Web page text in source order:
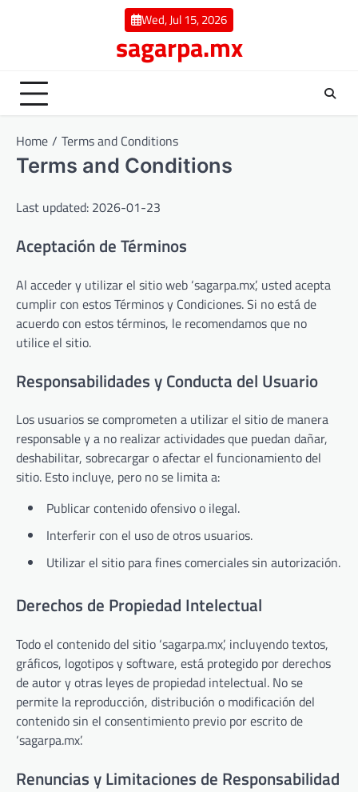
Wed, Jul 15, 2026
sagarpa.mx
Home Terms and Conditions
Terms and Conditions
Last updated: 2026-01-23
Aceptación de Términos
Al acceder y utilizar el sitio web ‘sagarpa.mx’, usted acepta
cumplir con estos Términos y Condiciones. Si no está de
acuerdo con estos términos, le recomendamos que no
utilice el sitio.
Responsabilidades y Conducta del Usuario
Los usuarios se comprometen a utilizar el sitio de manera
responsable y a no realizar actividades que puedan dañar,
deshabilitar, sobrecargar o afectar el funcionamiento del
sitio. Esto incluye, pero no se limita a:
Publicar contenido ofensivo o ilegal.
Interferir con el uso de otros usuarios.
Utilizar el sitio para fines comerciales sin autorización.
Derechos de Propiedad Intelectual
Todo el contenido del sitio ‘sagarpa.mx’, incluyendo textos,
gráficos, logotipos y software, está protegido por derechos
de autor y otras leyes de propiedad intelectual. No se
permite la reproducción, distribución o modificación del
contenido sin el consentimiento previo por escrito de
‘sagarpa.mx’.
Renuncias y Limitaciones de Responsabilidad